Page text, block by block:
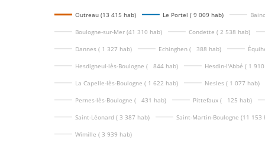
Outreau (13 415 hab) Le Portel ( 9 009 hab)
Boulogne-sur-Mer (41 310 hab) Condette ( 2 538 hab)
Dannes ( 1 327 hab) Echinghen (   388 hab)
Hesdigneul-lès-Boulogne (   844 hab) Hesdin-l'Abbé ( 1
La Capelle-lès-Boulogne ( 1 622 hab) Nesles ( 1 077 hab)
Pernes-lès-Boulogne (   431 hab) Pittefaux (   125 hab)
Saint-Léonard ( 3 387 hab) Saint-Martin-Boulogne (11 153
Wimille ( 3 939 hab)